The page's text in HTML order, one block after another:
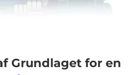
Grundlaget for en